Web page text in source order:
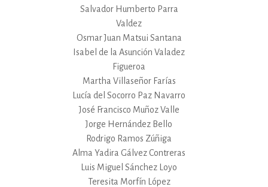
Salvador Humberto Parra
Valdez
Osmar Juan Matsui Santana
Isabel de la Asunción Valadez
Figueroa
Martha Villaseñor Farías
Lucía del Socorro Paz Navarro
José Francisco Muñoz Valle
Jorge Hernández Bello
Rodrigo Ramos Zúñiga
Alma Yadira Gálvez Contreras
Luis Miguel Sánchez Loyo
Teresita Morfín López